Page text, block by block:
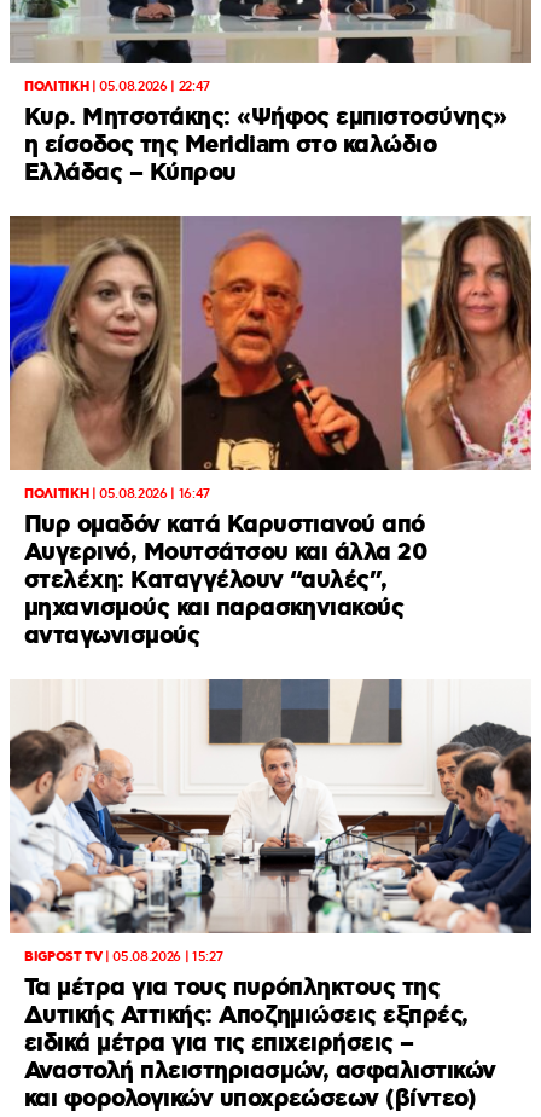
ΠΟΛΙΤΙΚΗ|05.08.2026 | 22:47
Κυρ. Μητσοτάκης: «Ψήφος εμπιστοσύνης»
η είσοδος της Meridiam στο καλώδιο
Ελλάδας – Κύπρου
ΠΟΛΙΤΙΚΗ|05.08.2026 | 16:47
Πυρ ομαδόν κατά Καρυστιανού από
Αυγερινό, Μουτσάτσου και άλλα 20
στελέχη: Καταγγέλουν “αυλές”,
μηχανισμούς και παρασκηνιακούς
ανταγωνισμούς
BIGPOST TV|05.08.2026 | 15:27
Τα μέτρα για τους πυρόπληκτους της
Δυτικής Αττικής: Αποζημιώσεις εξπρές,
ειδικά μέτρα για τις επιχειρήσεις –
Αναστολή πλειστηριασμών, ασφαλιστικών
και φορολογικών υποχρεώσεων (βίντεο)